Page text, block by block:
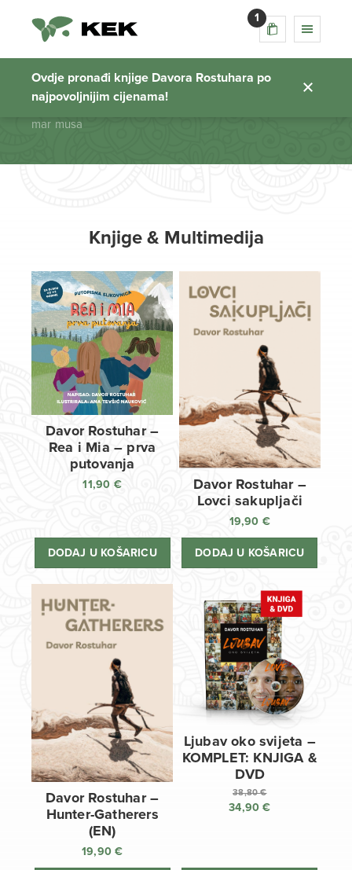
1
Ovdje pronađi knjige Davora Rostuhara po
najpovoljnijim cijenama!
mar musa
Početna stranica
mar musa
Knjige & Multimedija
Davor Rostuhar –
Rea i Mia – prva
putovanja
11,90 €
DODAJ U KOŠARICU
Davor Rostuhar –
Lovci sakupljači
19,90 €
DODAJ U KOŠARICU
Davor Rostuhar –
Hunter-Gatherers
(EN)
19,90€
Ljubav oko svijeta –
KOMPLET: KNJIGA &
DVD
38,80€
Izvorna
34,90€